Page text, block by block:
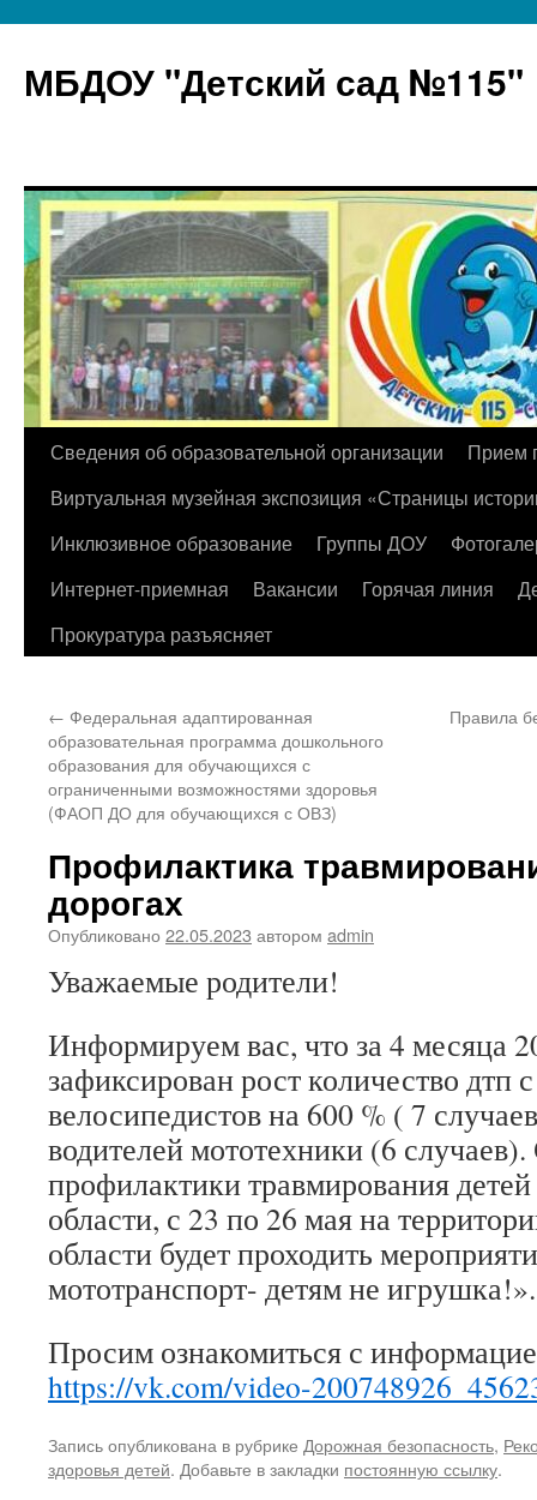
МБДОУ "Детский сад №115"
Перейти
содержимому
Сведения об образовательной организации
Прием
Виртуальная музейная экспозиция «Страницы
Инклюзивное образование
Группы ДОУ
Интернет-приемная
Вакансии Горячая линия
Прокуратура разъясняет
← Федеральная адаптированная
образовательная программа дошкольного
образования для обучающихся с
ограниченными возможностями здоровья
(ФАОП ДО для обучающихся с ОВЗ)
Правила
Профилактика
дорогах
Опубликовано 22.05.2023 автором admin
Уважаемые родители!
Информируем вас, что за 4 месяца
зафиксирован рост количество дтп
велосипедистов на 600 % ( 7
водителей мототехники (6
профилактики травмирования
области, с 23 по 26 мая на
области будет проходить
мототранспорт- детям не игрушка!».
Просим ознакомиться с
https://vk.com/video-
Запись опубликована в рубрике Дорожная безопасность,
здоровья детей. Добавьте в закладки постоянную ссылку.